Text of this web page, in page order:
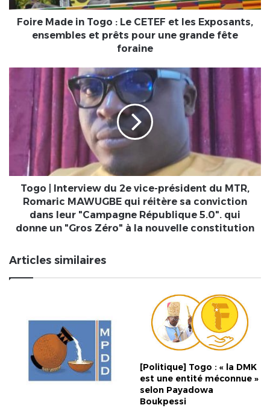
les
Exposants,
ensembles
Foire Made in Togo : Le CETEF et les Exposants,
ensembles et prêts pour une grande fête
foraine
Togo
Interview
président
MTR,
Romaric
MAWUGBE
réitère
dans
Togo | Interview du 2e vice-président du MTR,
Romaric MAWUGBE qui réitère sa conviction
dans leur "Campagne République 5.0". qui
donne un "Gros Zéro" à la nouvelle constitution
Articles similaires
[Politique] Togo : « la DMK
est une entité méconnue »
selon Payadowa
Boukpessi